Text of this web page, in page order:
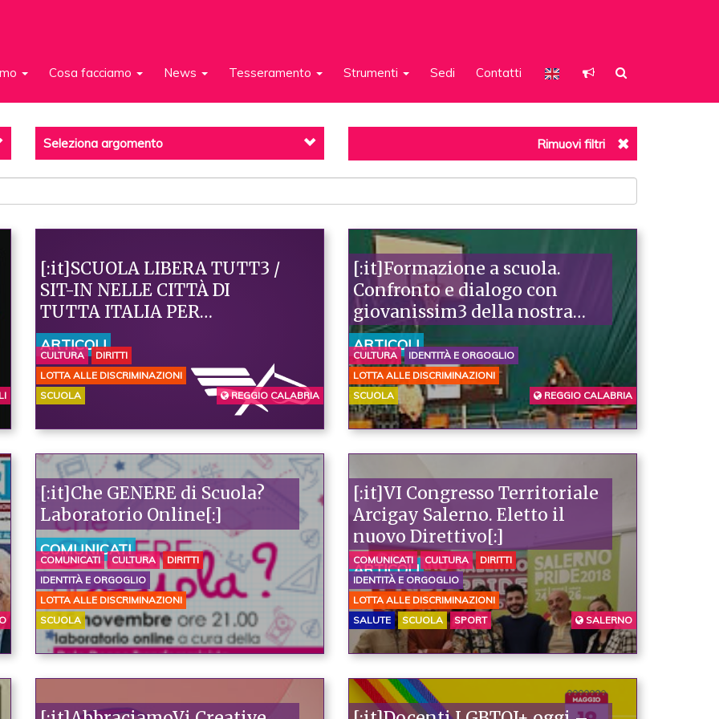
Cosa facciamo News Tesseramento Strumenti Sedi Contatti
Seleziona argomento Rimuovi filtri
[:it]SCUOLA LIBERA TUTT3 /
SIT-IN NELLE CITTÀ DI
TUTTA ITALIA PER
UN’EDUCAZIONE AFFETTIVA
E SESSUALE[:]
ARTICOLI
CULTURA
DIRITTI
LOTTA ALLE DISCRIMINAZIONI
SCUOLA
REGGIO CALABRIA
[:it]Formazione a scuola.
Confronto e dialogo con
giovanissim3 della nostra
città [:]
ARTICOLI
CULTURA
IDENTITÀ E ORGOGLIO
LOTTA ALLE DISCRIMINAZIONI
SCUOLA
REGGIO CALABRIA
[:it]Che GENERE di Scuola?
Laboratorio Online[:]
COMUNICATI
COMUNICATI CULTURA
DIRITTI
IDENTITÀ E ORGOGLIO
LOTTA ALLE DISCRIMINAZIONI
SCUOLA
[:it]VI Congresso Territoriale
Arcigay Salerno. Eletto il
nuovo Direttivo[:]
ARTICOLI
COMUNICATI CULTURA
DIRITTI
IDENTITÀ E ORGOGLIO
LOTTA ALLE DISCRIMINAZIONI
SALUTE
SCUOLA SPORT SALERNO